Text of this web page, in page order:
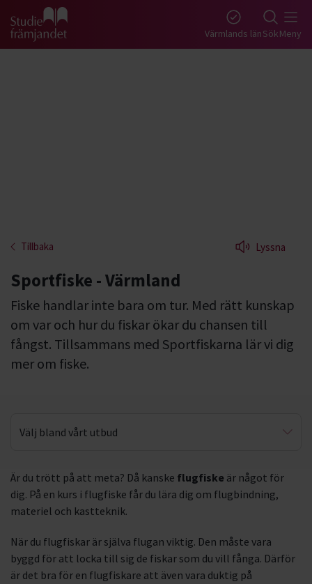
Gå till studiefrämjandets startsida Värmlands länSökMeny
Tillbaka Lyssna
Sportfiske - Värmland
Fiske handlar inte bara om tur. Med rätt kunskap
om var och hur du fiskar ökar du chansen till
fångst. Tillsammans med Sportfiskarna lär vi dig
mer om fiske.
Välj bland vårt utbud
Fisketillsyn
Är du trött på att meta? Då kanske flugfiske är något för
dig. På en kurs i flugfiske får du lära dig om flugbindning,
materiel och kastteknik.
När du flugfiskar är själva flugan viktig. Den måste vara
byggd för att locka till sig de fiskar som du vill fånga. Därför
är det bra för en flugfiskare att även vara duktig på